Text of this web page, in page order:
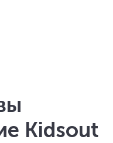
Kidsout